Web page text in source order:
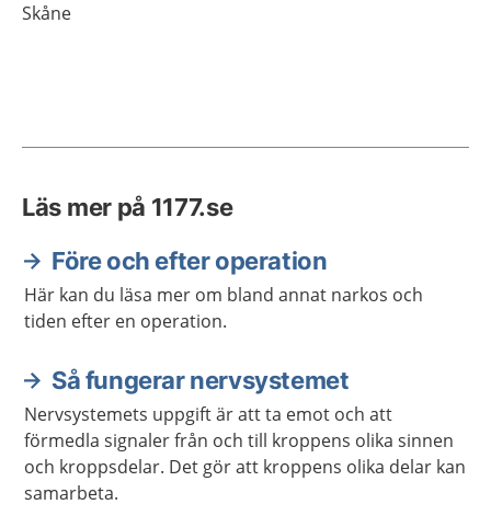
Skåne
Läs mer på 1177.se
Före och efter operation
Här kan du läsa mer om bland annat narkos och
tiden efter en operation.
Så fungerar nervsystemet
Nervsystemets uppgift är att ta emot och att
förmedla signaler från och till kroppens olika sinnen
och kroppsdelar. Det gör att kroppens olika delar kan
samarbeta.